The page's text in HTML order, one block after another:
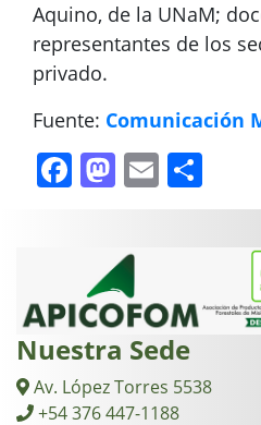
Aquino, de la UNaM;
representantes de los
privado.
Fuente: Comunicación
Facebook
Mastodon
Email
Nuestra Sede
Av. López Torres 5538
+54 376 447-1188